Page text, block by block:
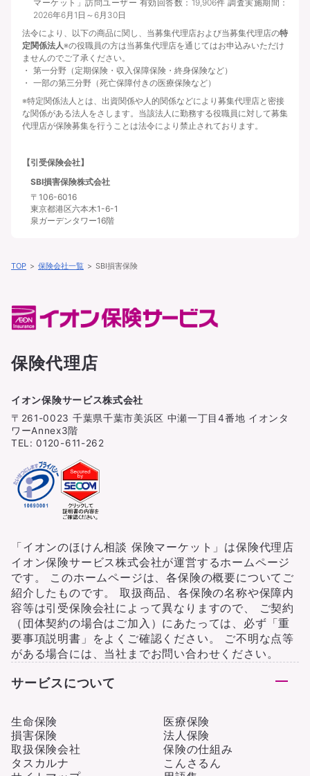
マーケット」訪問ユーザー 有効回答数：19,906件 調査実施期間：
2026年6月1日～6月30日
法令により、以下の商品に関し、当募集代理店および当募集代理店の特
定関係法人※の役職員の方は当募集代理店を通じてはお申込みいただけ
ませんのでご了承ください。
第一分野（定期保険・収入保障保険・終身保険など）
一部の第三分野（死亡保障付きの医療保険など）
※特定関係法人とは、出資関係や人的関係などにより募集代理店と密接
な関係がある法人をさします。当該法人に勤務する役職員に対して募集
代理店が保険募集を行うことは法令により禁止されております。
【引受保険会社】
SBI損害保険株式会社
〒106-6016
東京都港区六本木1-6-1
泉ガーデンタワー16階
TOP 保険会社一覧 SBI損害保険
保険代理店
イオン保険サービス株式会社
〒261-0023 千葉県千葉市美浜区 中瀬一丁目4番地 イオンタ
ワーAnnex3階
TEL: 0120-611-262
「イオンのほけん相談 保険マーケット」は保険代理店
イオン保険サービス株式会社が運営するホームページ
です。 このホームページは、各保険の概要についてご
紹介したものです。 取扱商品、各保険の名称や保障内
容等は引受保険会社によって異なりますので、 ご契約
（団体契約の場合はご加入）にあたっては、必ず「重
要事項説明書」をよくご確認ください。 ご不明な点等
がある場合には、当社までお問い合わせください。
サービスについて
生命保険
医療保険
損害保険
法人保険
取扱保険会社
保険の仕組み
タスカルナ
こんさるん